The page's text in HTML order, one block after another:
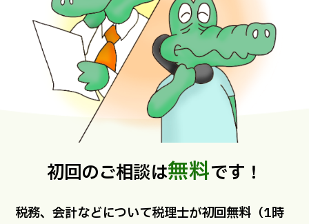
初回のご相談は無料です！
税務、会計などについて税理士が初回無料（1時